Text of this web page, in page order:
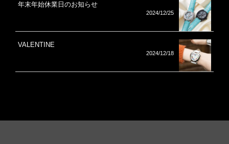
年末年始休業日のお知らせ
2024/12/25
VALENTINE
2024/12/18